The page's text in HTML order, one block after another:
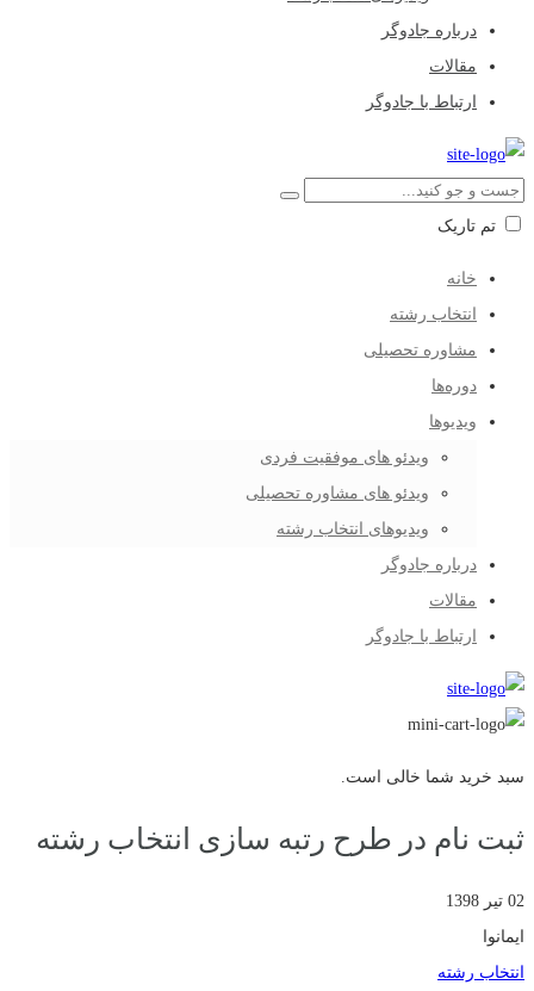
درباره جادوگر
مقالات
ارتباط با جادوگر
تم تاریک
خانه
انتخاب رشته
مشاوره تحصیلی
دوره‌ها
ویدیوها
ویدئو های موفقیت فردی
ویدئو های مشاوره تحصیلی
ویدیوهای انتخاب رشته
درباره جادوگر
مقالات
ارتباط با جادوگر
سبد خرید شما خالی است.
ثبت نام در طرح رتبه سازی انتخاب رشته
02 تیر 1398
ایمانوا
انتخاب رشته